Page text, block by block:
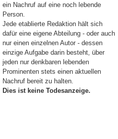
ein Nachruf auf eine noch lebende
Person.
Jede etablierte Redaktion hält sich
dafür eine eigene Abteilung - oder auch
nur einen einzelnen Autor - dessen
einzige Aufgabe darin besteht, über
jeden nur denkbaren lebenden
Prominenten stets einen aktuellen
Nachruf bereit zu halten.
Dies ist keine Todesanzeige.